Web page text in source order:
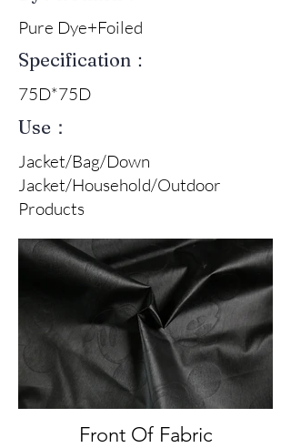
Pure Dye+Foiled
Specification：
75D*75D
Use：
Jacket/Bag/Down
Jacket/Household/Outdoor
Products
Front Of Fabric